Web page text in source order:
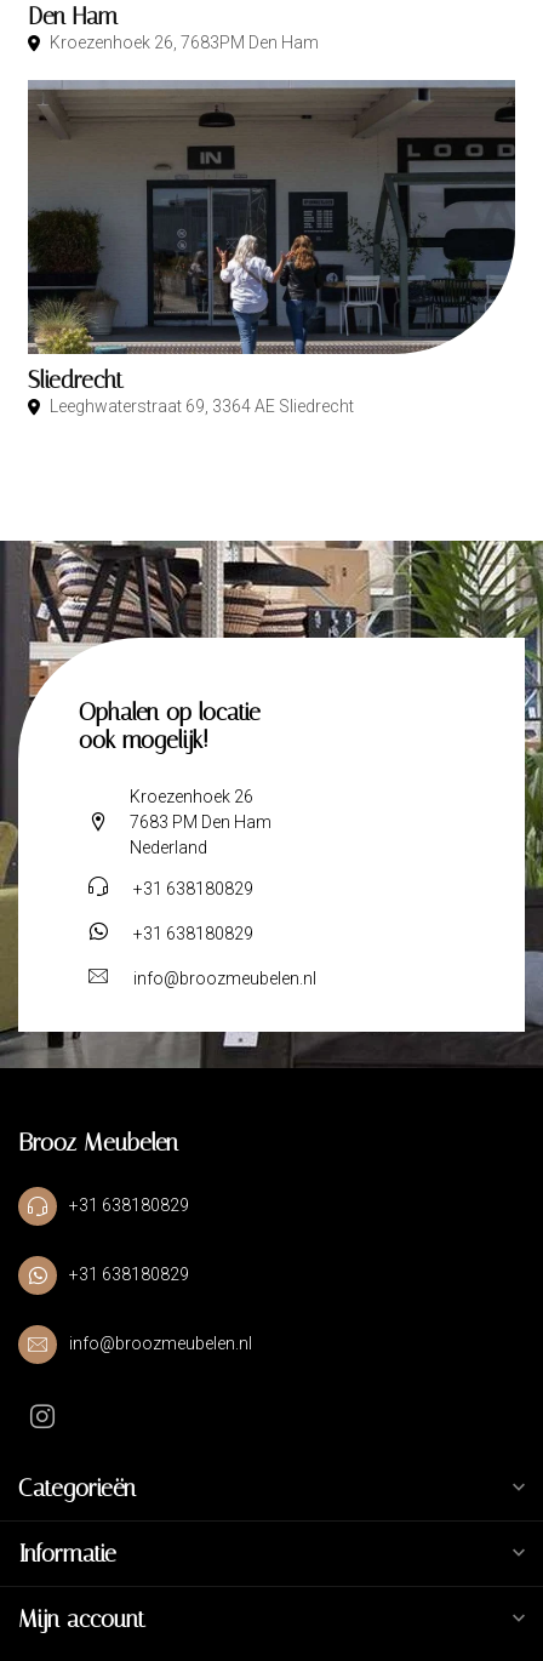
Den Ham
Kroezenhoek 26, 7683PM Den Ham
Sliedrecht
Leeghwaterstraat 69, 3364 AE Sliedrecht
Ophalen op locatie
ook mogelijk!
Kroezenhoek 26
7683 PM Den Ham
Nederland
+31 638180829
+31 638180829
info@broozmeubelen.nl
Brooz Meubelen
+31 638180829
+31 638180829
info@broozmeubelen.nl
Categorieën
Informatie
Mijn account